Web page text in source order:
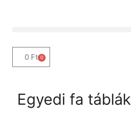
0 Ft 0
Egyedi fa táblák